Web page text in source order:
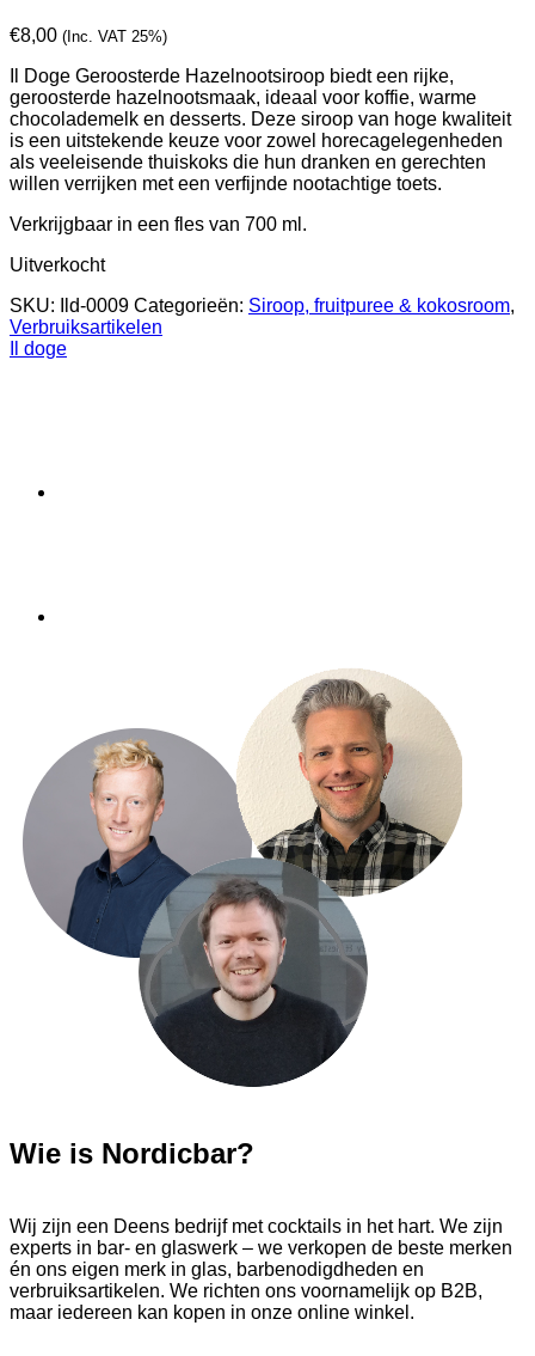
€8,00 (Inc. VAT 25%)
Il Doge Geroosterde Hazelnootsiroop biedt een rijke,
geroosterde hazelnootsmaak, ideaal voor koffie, warme
chocolademelk en desserts. Deze siroop van hoge kwaliteit
is een uitstekende keuze voor zowel horecagelegenheden
als veeleisende thuiskoks die hun dranken en gerechten
willen verrijken met een verfijnde nootachtige toets.
Verkrijgbaar in een fles van 700 ml.
Uitverkocht
SKU:
Ild-0009 Categorieën: Siroop, fruitpuree & kokosroom,
Verbruiksartikelen
Il doge
Wie is Nordicbar?
Wij zijn een Deens bedrijf met cocktails in het hart. We zijn
experts in bar- en glaswerk – we verkopen de beste merken
én ons eigen merk in glas, barbenodigdheden en
verbruiksartikelen. We richten ons voornamelijk op B2B,
maar iedereen kan kopen in onze online winkel.